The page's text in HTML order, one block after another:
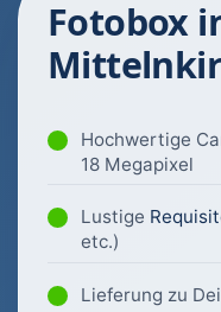
Fotobox
Hochwertige
18 Megapixel
Lustige
etc.)
Lieferung zu